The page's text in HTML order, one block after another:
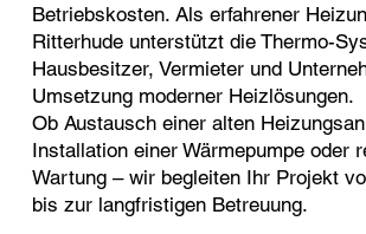
Betriebskosten. Als erfahrener
Ritterhude unterstützt die Thermo-
Hausbesitzer, Vermieter und
Umsetzung moderner Heizlösungen.
Ob Austausch einer alten
Installation einer Wärmepumpe oder
Wartung – wir begleiten Ihr Projekt
bis zur langfristigen Betreuung.